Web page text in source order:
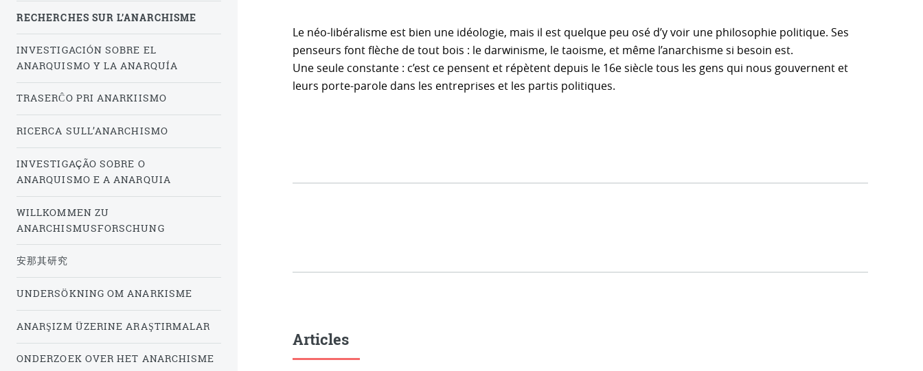
Le néo-libéralisme est bien une idéologie, mais il est quelque peu osé d’y voir une philosophie politique. Ses
penseurs font flèche de tout bois : le darwinisme, le taoisme, et même l’anarchisme si besoin est.
Une seule constante : c’est ce pensent et répètent depuis le 16e siècle tous les gens qui nous gouvernent et
leurs porte-parole dans les entreprises et les partis politiques.
Articles
RECHERCHES SUR L’ANARCHISME
INVESTIGACIÓN SOBRE EL
ANARQUISMO Y LA ANARQUÍA
TRASERĈO PRI ANARKIISMO
RICERCA SULL’ANARCHISMO
INVESTIGAÇÃO SOBRE O
ANARQUISMO E A ANARQUIA
WILLKOMMEN ZU
ANARCHISMUSFORSCHUNG
安那其研究
UNDERSÖKNING OM ANARKISME
ANARŞIZM ÜZERINE ARAŞTIRMALAR
ONDERZOEK OVER HET ANARCHISME